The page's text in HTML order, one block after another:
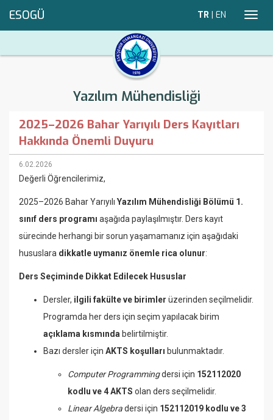
ESOGÜ TR | EN
Yazılım Mühendisliği
2025–2026 Bahar Yarıyılı Ders Kayıtları
Hakkında Önemli Duyuru
6.02.2026
Değerli Öğrencilerimiz,
2025–2026 Bahar Yarıyılı Yazılım Mühendisliği Bölümü 1.
sınıf ders programı aşağıda paylaşılmıştır. Ders kayıt
sürecinde herhangi bir sorun yaşamamanız için aşağıdaki
hususlara dikkatle uymanız önemle rica olunur:
Ders Seçiminde Dikkat Edilecek Hususlar
Dersler, ilgili fakülte ve birimler üzerinden seçilmelidir.
Programda her ders için seçim yapılacak birim
açıklama kısmında belirtilmiştir.
Bazı dersler için AKTS koşulları bulunmaktadır.
Computer Programmingdersi için 152112020
kodlu ve 4 AKTS olan ders seçilmelidir.
Linear Algebradersi için 152112019 kodlu ve 3